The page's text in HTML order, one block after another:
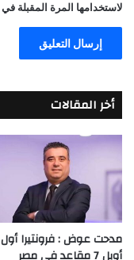
لاستخدامها المرة المقبلة
أخر المقالات
مدحت عوض : فرونتيرا